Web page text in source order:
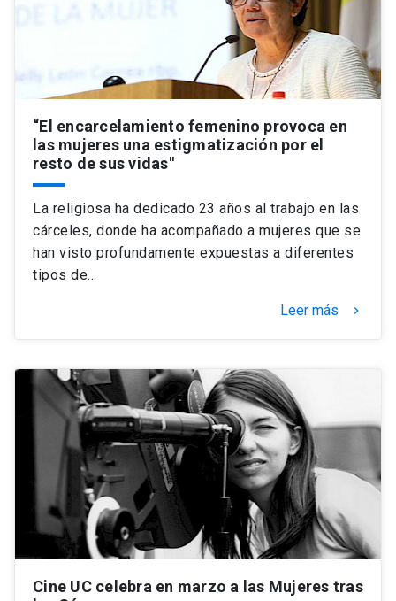
“El encarcelamiento femenino provoca en
las mujeres una estigmatización por el
resto de sus vidas"
La religiosa ha dedicado 23 años al trabajo en las
cárceles, donde ha acompañado a mujeres que se
han visto profundamente expuestas a diferentes
tipos de…
Leer más keyboard_arrow_right
Cine UC celebra en marzo a las Mujeres tras